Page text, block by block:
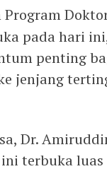
Program
pada hari
penting
jenjang
Dr.
terbuka